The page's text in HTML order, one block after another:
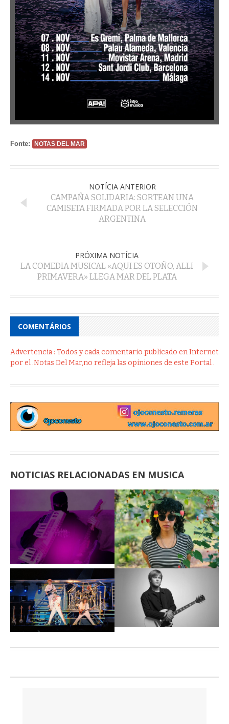
Fonte: NOTAS DEL MAR
NOTÍCIA ANTERIOR
CAMPAÑA SOLIDARIA: SORTEAN UNA
CAMISETA FIRMADA POR LA SELECCIÓN
ARGENTINA
PRÓXIMA NOTÍCIA
LA COMEDIA MUSICAL «AQUI ES OTOÑO, ALLI
PRIMAVERA» LLEGA MAR DEL PLATA
COMENTÁRIOS
Advertencia : Todos y cada comentario publicado en Internet
por el .Notas Del Mar,no refleja las opiniones de este Portal .
NOTICIAS RELACIONADAS EN MUSICA